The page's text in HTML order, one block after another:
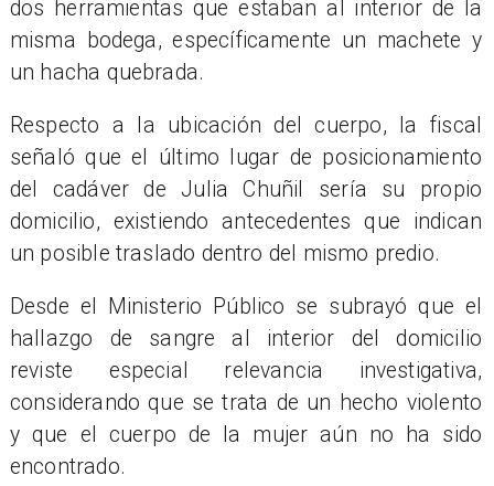
dos herramientas que estaban al interior de la
misma bodega, específicamente un machete y
un hacha quebrada.
Respecto a la ubicación del cuerpo, la fiscal
señaló que el último lugar de posicionamiento
del cadáver de Julia Chuñil sería su propio
domicilio, existiendo antecedentes que indican
un posible traslado dentro del mismo predio.
Desde el Ministerio Público se subrayó que el
hallazgo de sangre al interior del domicilio
reviste especial relevancia investigativa,
considerando que se trata de un hecho violento
y que el cuerpo de la mujer aún no ha sido
encontrado.